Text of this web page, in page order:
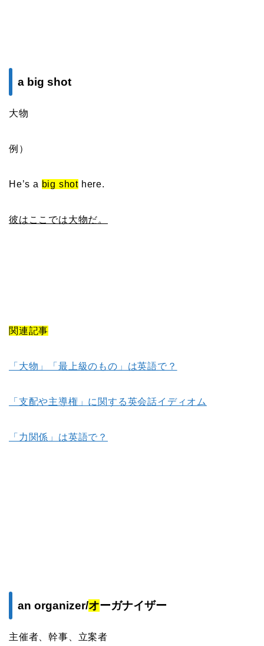
a big shot
大物
例）
He’s a big shot here.
彼はここでは大物だ。
関連記事
「大物」「最上級のもの」は英語で？
「支配や主導権」に関する英会話イディオム
「力関係」は英語で？
an organizer/オーガナイザー
主催者、幹事、立案者